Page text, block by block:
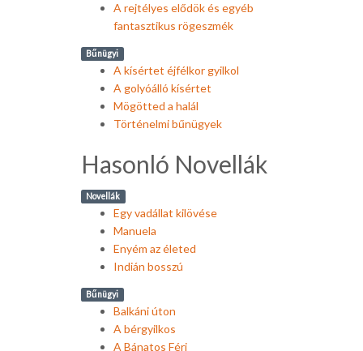
A rejtélyes elődök és egyéb
fantasztikus rögeszmék
Bűnügyi
A kísértet éjfélkor gyilkol
A golyóálló kísértet
Mögötted a halál
Történelmi bűnügyek
Hasonló Novellák
Novellák
Egy vadállat kilövése
Manuela
Enyém az életed
Indián bosszú
Bűnügyi
Balkáni úton
A bérgyilkos
A Bánatos Férj